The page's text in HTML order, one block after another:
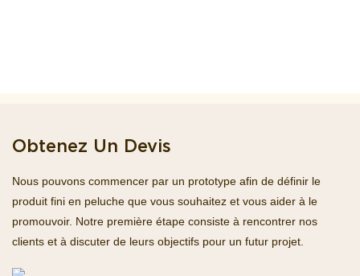
Obtenez Un Devis
Nous pouvons commencer par un prototype afin de définir le
produit fini en peluche que vous souhaitez et vous aider à le
promouvoir. Notre première étape consiste à rencontrer nos
clients et à discuter de leurs objectifs pour un futur projet.